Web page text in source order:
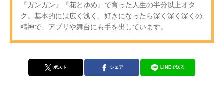
『ガンガン』『花とゆめ』で育った人生の半分以上オタ
ク。基本的には広く浅く、好きになったら深く深く深くの
精神で、アプリや舞台にも手を出しています。
ポスト シェア LINEで送る